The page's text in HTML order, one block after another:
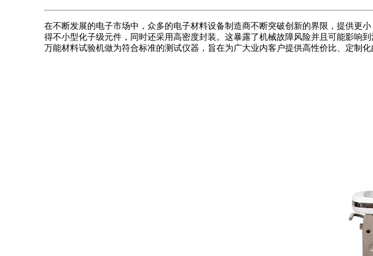
在不断发展的电子市场中，众多的电子材料设备制造商不断突破创新的界限，提供更
得不小型化子级元件，同时还采用高密度封装。这暴露了机械故障风险并且可能影响
万能材料试验机做为符合标准的测试仪器，旨在为广大业内客户提供高性价比、定制